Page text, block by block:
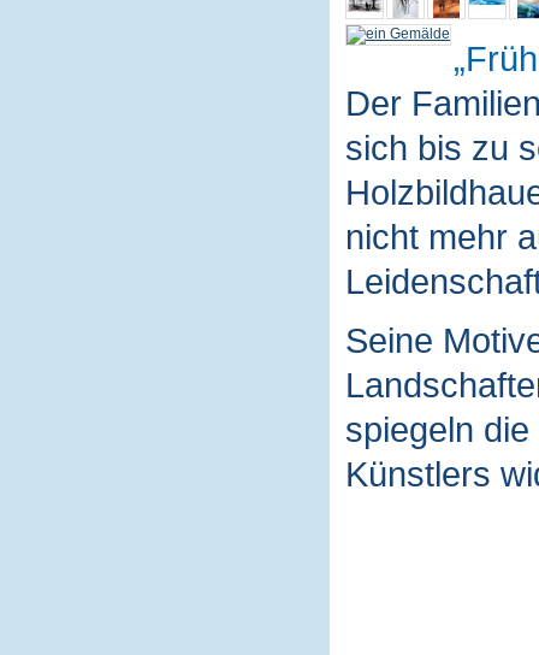
Der
sich bis zu
nicht mehr
Seine
spiegeln
Künstlers